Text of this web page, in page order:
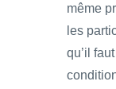
même
les
qu’il